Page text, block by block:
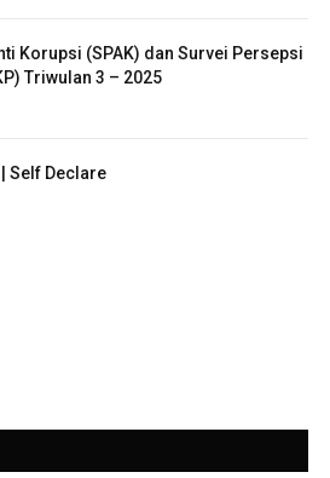
Korupsi (SPAK) dan Survei Persepsi
Triwulan 3 – 2025
Self Declare